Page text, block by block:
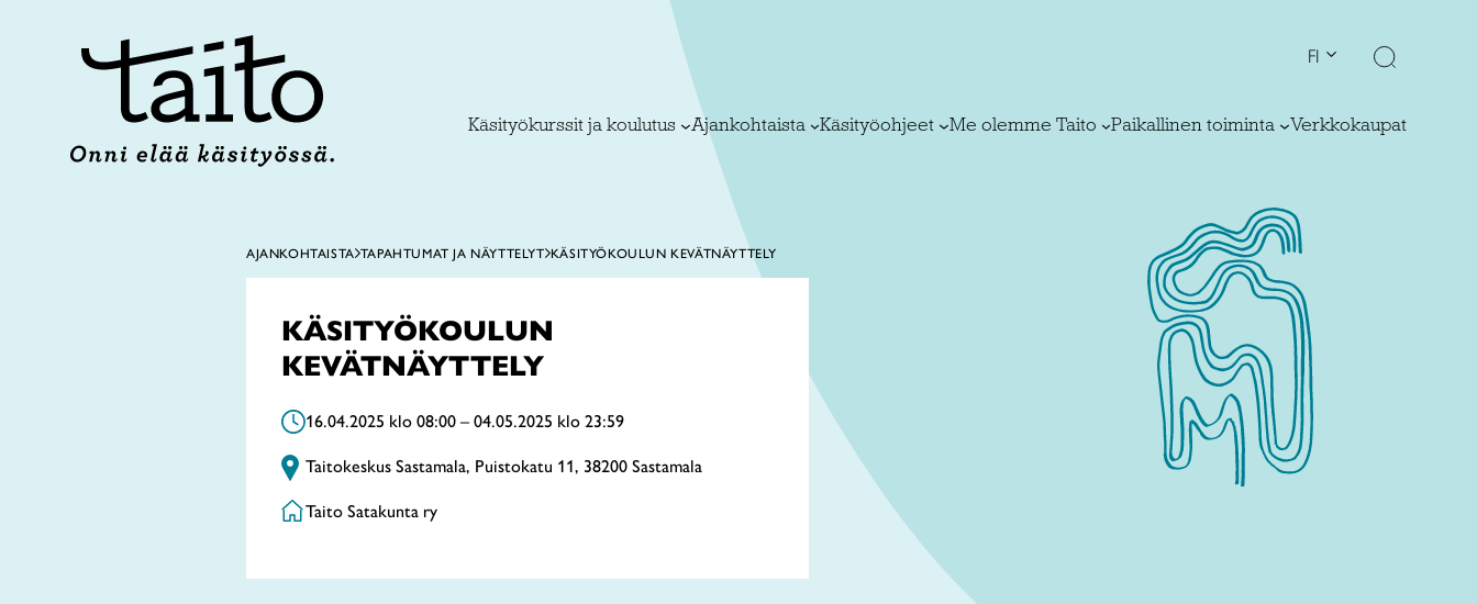
FI
Käsityökurssit ja koulutus Ajankohtaista Käsityöohjeet Me olemme Taito Paikallinen toiminta Verkkokaupat
AJANKOHTAISTA TAPAHTUMAT JA NÄYTTELYT KÄSITYÖKOULUN KEVÄTNÄYTTELY
KÄSITYÖKOULUN
KEVÄTNÄYTTELY
16.04.2025 klo 08:00 – 04.05.2025 klo 23:59
Taitokeskus Sastamala, Puistokatu 11, 38200 Sastamala
Taito Satakunta ry